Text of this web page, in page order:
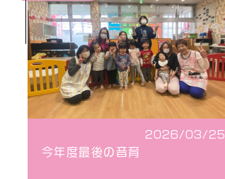
2026/03/25
今年度最後の音育